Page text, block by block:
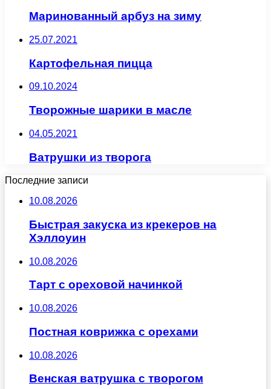
Маринованный арбуз на зиму
25.07.2021
Картофельная пицца
09.10.2024
Творожные шарики в масле
04.05.2021
Ватрушки из творога
Последние записи
10.08.2026
Быстрая закуска из крекеров на
Хэллоуин
10.08.2026
Тарт с ореховой начинкой
10.08.2026
Постная коврижка с орехами
10.08.2026
Венская ватрушка с творогом